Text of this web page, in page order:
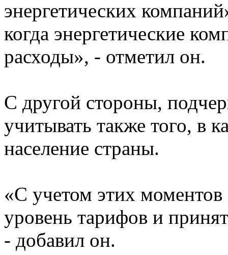
энергетических
когда энергетические
расходы», - отметил он.
С другой стороны,
учитывать также того, в
население страны.
«С учетом этих
уровень тарифов и
- добавил он.